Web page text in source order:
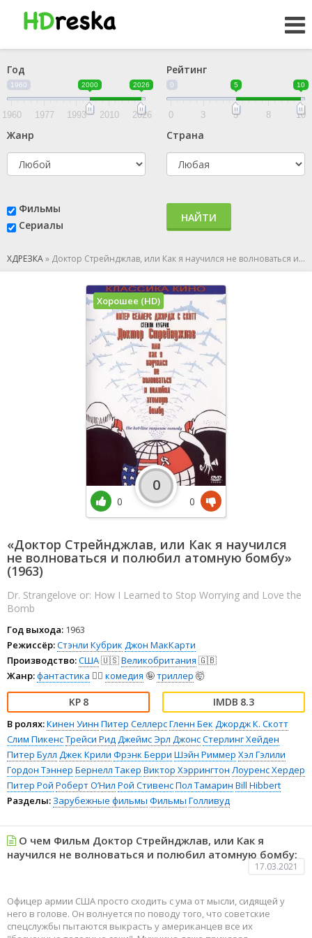
Год
1960 2000 2026
1960 1977 1993 2010 2026
Рейтинг
0 5 10
0 3 5 8 10
Жанр Страна
Фильмы
Сериалы
НАЙТИ
ХДРЕЗКА» Доктор Стрейнджлав, или Как я научился не волноваться и полюбил атомную бомбу
«Доктор Стрейнджлав, или Как я научился
не волноваться и полюбил атомную бомбу»
(1963)
Dr. Strangelove or: How I Learned to Stop Worrying and Love the
Bomb
Год выхода: 1963
Режиссёр:Стэнли Кубрик Джон МакКарти
Производство:США🇺🇸Великобритания 🇬🇧
Жанр:фантастика 🧙‍♀️ комедия 🤪триллер 🤯
8 8.3
В ролях:Кинен Уинн Питер СеллерсГленн Бек Джордж К. Скотт
Слим ПикенсТрейси РидДжеймс Эрл ДжонсСтерлинг Хейден
Питер Булл Джек Крили Фрэнк Берри Шэйн Риммер Хэл Гэлили
Гордон Тэннер Бернелл Такер Виктор Хэррингтон Лоуренс Хердер
Питер Рой Роберт О’Нил Рой СтивенсПол Тамарин Bill Hibbert
Разделы: Зарубежные фильмы Фильмы Голливуд
Хорошее (HD)
0
0
0
О чем Фильм Доктор Стрейнджлав, или Как я
научился не волноваться и полюбил атомную бомбу:
17.03.2021
Офицер армии США просто сходить с ума от мысли, сидящей у
него в голове. Он волнуется по поводу того, что советские
спецслужбы пытаются выкрасть у американцев все их